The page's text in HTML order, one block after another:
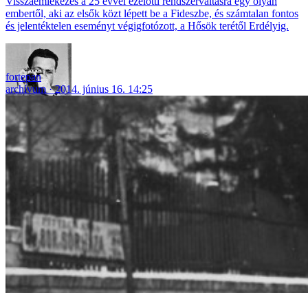
embertől, aki az elsők közt lépett be a Fideszbe, és számtalan fontos
és jelentéktelen eseményt végigfotózott, a Hősök terétől Erdélyig.
fortepan
archívum
2014. június 16. 14:25